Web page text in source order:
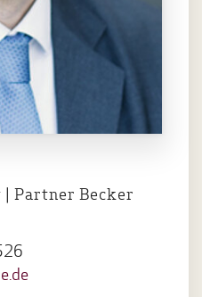
| Partner Becker